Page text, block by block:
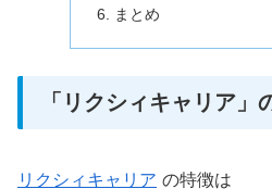
まとめ
「リクシィキャリア」
リクシィキャリア の特徴は